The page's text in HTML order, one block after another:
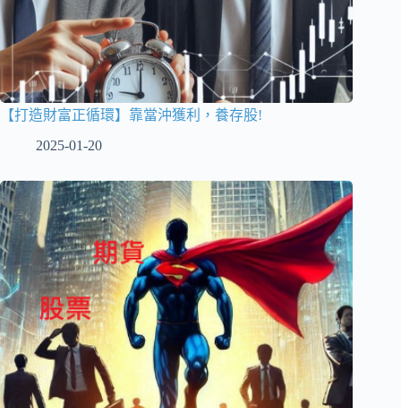
【打造財富正循環】靠當沖獲利，養存股!
2025-01-20